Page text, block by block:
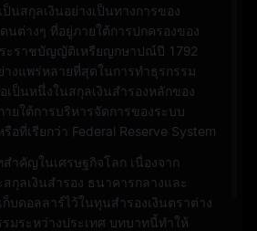
นสกุลเงินอย่างเป็นทางการของ
นต่างๆ ที่อยู่ภายใต้การปกครองของ
ะราชบัญญัติเหรียญกษาปณ์ปี 1792
างแพร่หลายที่สุดในการทำธุรกรรม
เป็นหนึ่งในสกุลเงินสำรองหลักของ
ายใต้การบริหารจัดการของระบบ
อที่เรียกว่า Federal Reserve System
ำคัญในเศรษฐกิจโลก เนื่องจาก
กุลเงินสำรอง ธนาคารกลางและ
บดอลลาร์ไว้ในทุนสำรองเงินตราต่าง
มระหว่างประเทศ บทบาทนี้ทำให้